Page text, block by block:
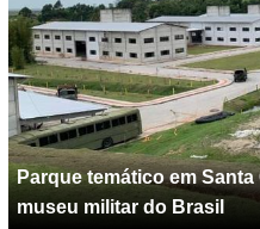
Parque temático em
museu militar do Brasil